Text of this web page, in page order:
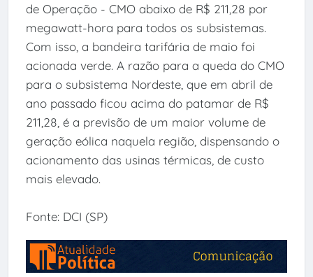
de Operação - CMO abaixo de R$ 211,28 por
megawatt-hora para todos os subsistemas.
Com isso, a bandeira tarifária de maio foi
acionada verde. A razão para a queda do CMO
para o subsistema Nordeste, que em abril de
ano passado ficou acima do patamar de R$
211,28, é a previsão de um maior volume de
geração eólica naquela região, dispensando o
acionamento das usinas térmicas, de custo
mais elevado.
Fonte: DCI (SP)